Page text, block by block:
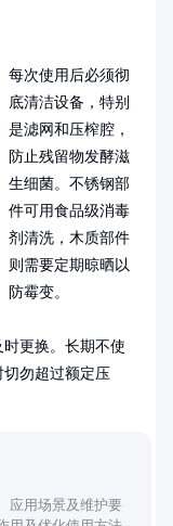
每次使用后必须彻
底清洁设备，特别
是滤网和压榨腔，
防止残留物发酵滋
生细菌。不锈钢部
件可用食品级消毒
剂清洗，木质部件
则需要定期晾晒以
防霉变。
更换。长期不使
勿超过额定压
应用场景及维护要